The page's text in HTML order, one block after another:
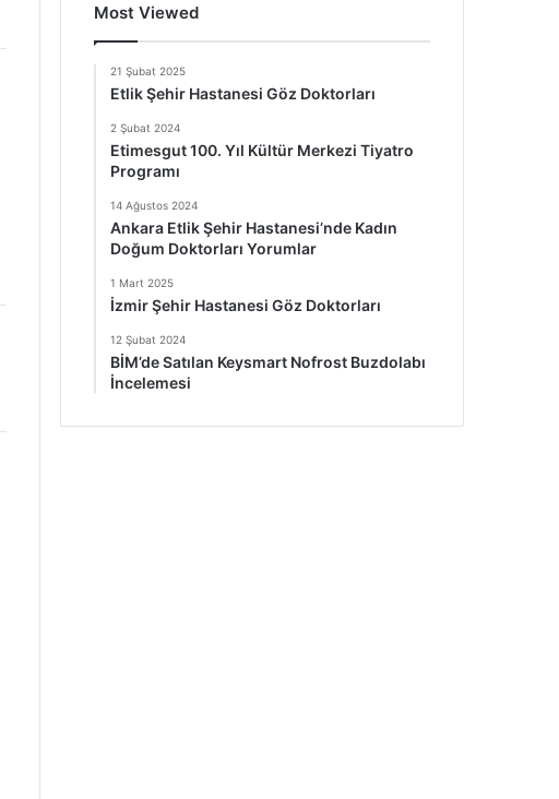
Most Viewed
21 Şubat 2025
Etlik Şehir Hastanesi Göz Doktorları
2 Şubat 2024
Etimesgut 100. Yıl Kültür Merkezi Tiyatro
Programı
14 Ağustos 2024
Ankara Etlik Şehir Hastanesi’nde Kadın
Doğum Doktorları Yorumlar
1 Mart 2025
İzmir Şehir Hastanesi Göz Doktorları
12 Şubat 2024
BİM’de Satılan Keysmart Nofrost Buzdolabı
İncelemesi